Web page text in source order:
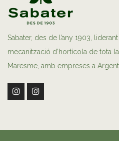
Sabater, des de l’any 1903,
mecanització d’hortícola de tota
Maresme, amb empreses a